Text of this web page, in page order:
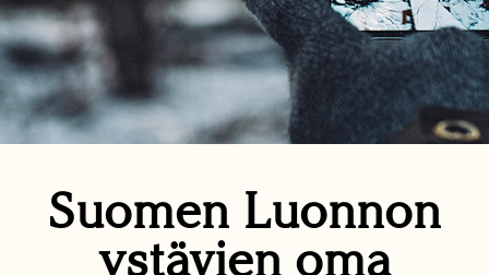
Suomen Luonnon
ystävien oma